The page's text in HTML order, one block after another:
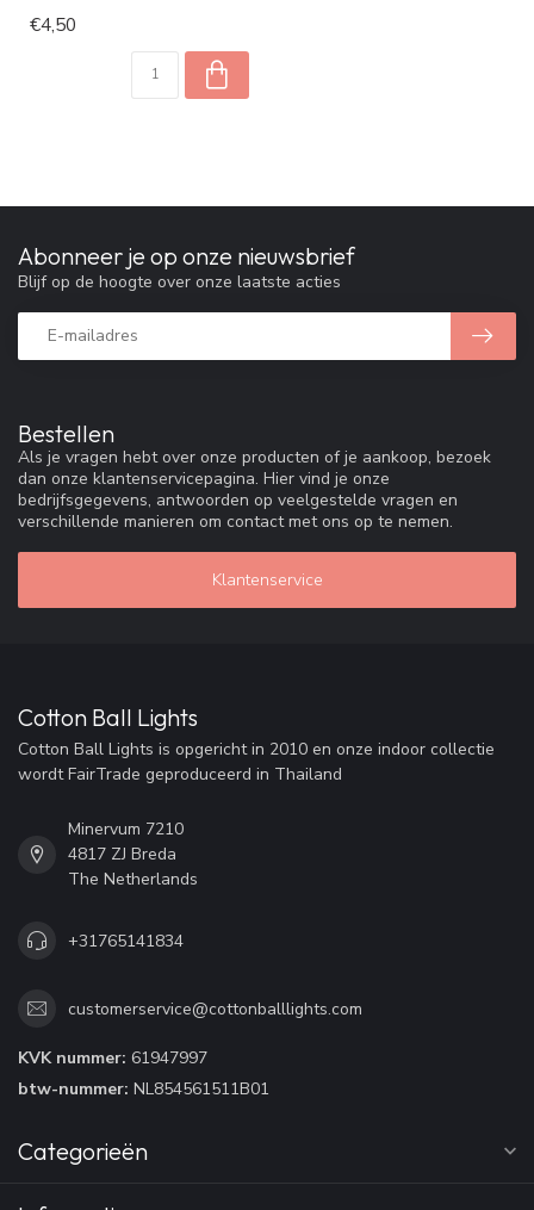
€4,50
Bestellen
Als je vragen hebt over onze producten of je aankoop, bezoek
dan onze klantenservicepagina. Hier vind je onze
bedrijfsgegevens, antwoorden op veelgestelde vragen en
verschillende manieren om contact met ons op te nemen.
Klantenservice
Abonneer je op onze nieuwsbrief
Blijf op de hoogte over onze laatste acties
Cotton Ball Lights
Cotton Ball Lights is opgericht in 2010 en onze indoor collectie
wordt FairTrade geproduceerd in Thailand
Minervum 7210
4817 ZJ Breda
The Netherlands
+31765141834
customerservice@cottonballlights.com
KVK nummer: 61947997
btw-nummer: NL854561511B01
Categorieën